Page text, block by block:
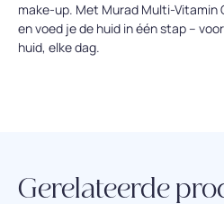
make-up. Met Murad Multi-Vitamin
en voed je de huid in één stap –
huid, elke dag.
Gerelateerde